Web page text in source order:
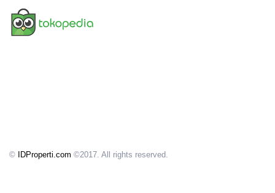
© IDProperti.com ©2017. All rights reserved.